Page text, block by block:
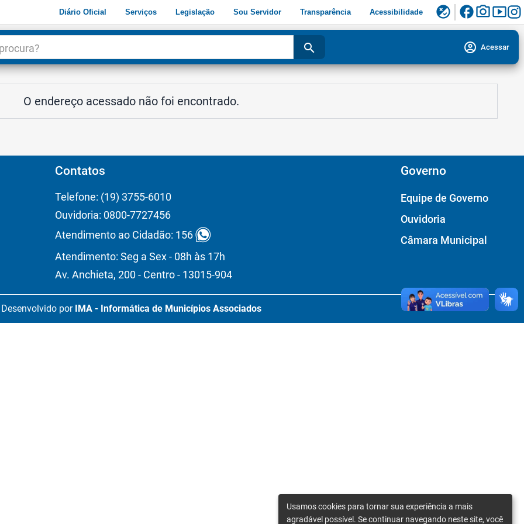
Diário Oficial Serviços Legislação Sou Servidor Transparência Acessibilidade flaky facebookphoto_camerasmart_display
search account_circle Acessar
O endereço acessado não foi encontrado.
Contatos
Telefone: (19) 3755-6010
Ouvidoria: 0800-7727456
Atendimento ao Cidadão: 156
Atendimento: Seg a Sex - 08h às 17h
Av. Anchieta, 200 - Centro - 13015-904
Governo
Equipe de Governo
Ouvidoria
Câmara Municipal
Desenvolvido por IMA - Informática de Municípios Associados
Usamos cookies para tornar sua experiência a mais
agradável possível. Se continuar navegando neste site, você